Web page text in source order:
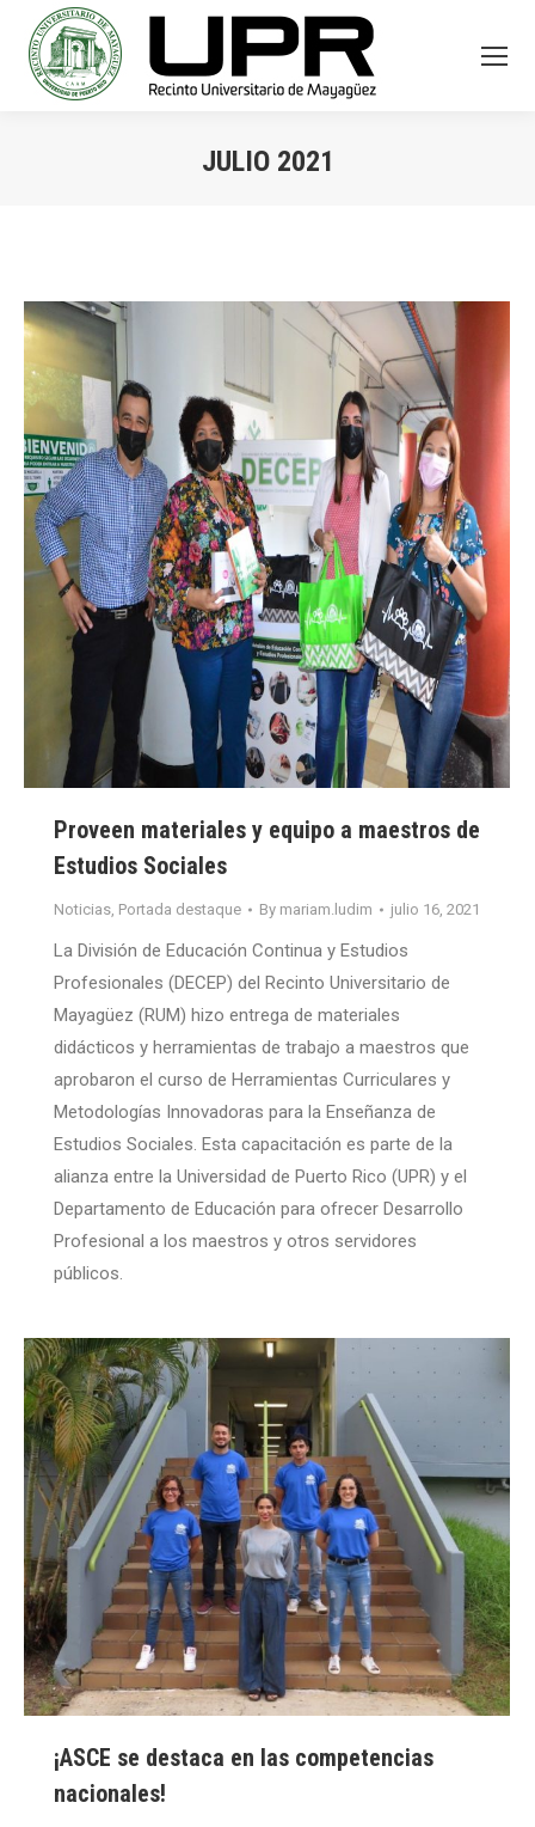
JULIO 2021
Proveen materiales y equipo a maestros de
Estudios Sociales
Noticias, Portada destaque By mariam.ludim julio 16, 2021
La División de Educación Continua y Estudios
Profesionales (DECEP) del Recinto Universitario de
Mayagüez (RUM) hizo entrega de materiales
didácticos y herramientas de trabajo a maestros que
aprobaron el curso de Herramientas Curriculares y
Metodologías Innovadoras para la Enseñanza de
Estudios Sociales. Esta capacitación es parte de la
alianza entre la Universidad de Puerto Rico (UPR) y el
Departamento de Educación para ofrecer Desarrollo
Profesional a los maestros y otros servidores
públicos.
¡ASCE se destaca en las competencias
nacionales!